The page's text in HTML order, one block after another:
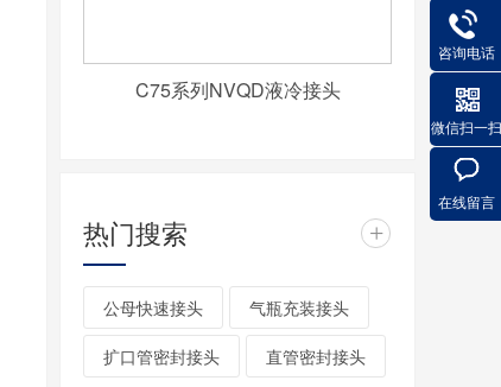
C75系列NVQD液冷接头
热门搜索 +
公母快速接头 气瓶充装接头
扩口管密封接头 直管密封接头
咨询电话
微信扫一扫
在线留言